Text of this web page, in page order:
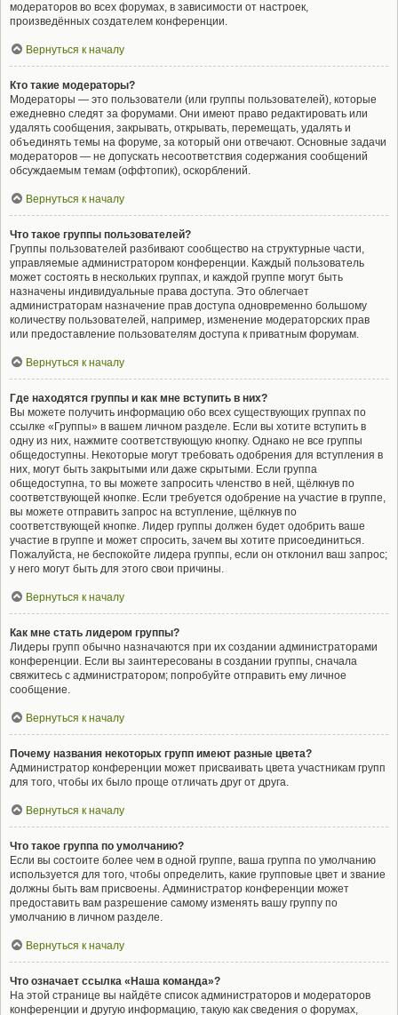
модераторов во всех форумах, в зависимости от настроек,
произведённых создателем конференции.
Вернуться к началу
Кто такие модераторы?
Модераторы — это пользователи (или группы пользователей), которые
ежедневно следят за форумами. Они имеют право редактировать или
удалять сообщения, закрывать, открывать, перемещать, удалять и
объединять темы на форуме, за который они отвечают. Основные задачи
модераторов — не допускать несоответствия содержания сообщений
обсуждаемым темам (оффтопик), оскорблений.
Вернуться к началу
Что такое группы пользователей?
Группы пользователей разбивают сообщество на структурные части,
управляемые администратором конференции. Каждый пользователь
может состоять в нескольких группах, и каждой группе могут быть
назначены индивидуальные права доступа. Это облегчает
администраторам назначение прав доступа одновременно большому
количеству пользователей, например, изменение модераторских прав
или предоставление пользователям доступа к приватным форумам.
Вернуться к началу
Где находятся группы и как мне вступить в них?
Вы можете получить информацию обо всех существующих группах по
ссылке «Группы» в вашем личном разделе. Если вы хотите вступить в
одну из них, нажмите соответствующую кнопку. Однако не все группы
общедоступны. Некоторые могут требовать одобрения для вступления в
них, могут быть закрытыми или даже скрытыми. Если группа
общедоступна, то вы можете запросить членство в ней, щёлкнув по
соответствующей кнопке. Если требуется одобрение на участие в группе,
вы можете отправить запрос на вступление, щёлкнув по
соответствующей кнопке. Лидер группы должен будет одобрить ваше
участие в группе и может спросить, зачем вы хотите присоединиться.
Пожалуйста, не беспокойте лидера группы, если он отклонил ваш запрос;
у него могут быть для этого свои причины.
Вернуться к началу
Как мне стать лидером группы?
Лидеры групп обычно назначаются при их создании администраторами
конференции. Если вы заинтересованы в создании группы, сначала
свяжитесь с администратором; попробуйте отправить ему личное
сообщение.
Вернуться к началу
Почему названия некоторых групп имеют разные цвета?
Администратор конференции может присваивать цвета участникам групп
для того, чтобы их было проще отличать друг от друга.
Вернуться к началу
Что такое группа по умолчанию?
Если вы состоите более чем в одной группе, ваша группа по умолчанию
используется для того, чтобы определить, какие групповые цвет и звание
должны быть вам присвоены. Администратор конференции может
предоставить вам разрешение самому изменять вашу группу по
умолчанию в личном разделе.
Вернуться к началу
Что означает ссылка «Наша команда»?
На этой странице вы найдёте список администраторов и модераторов
конференции и другую информацию, такую как сведения о форумах,